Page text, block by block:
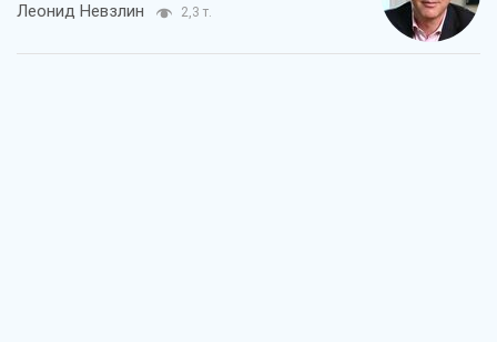
Леонид Невзлин 2,3 т.